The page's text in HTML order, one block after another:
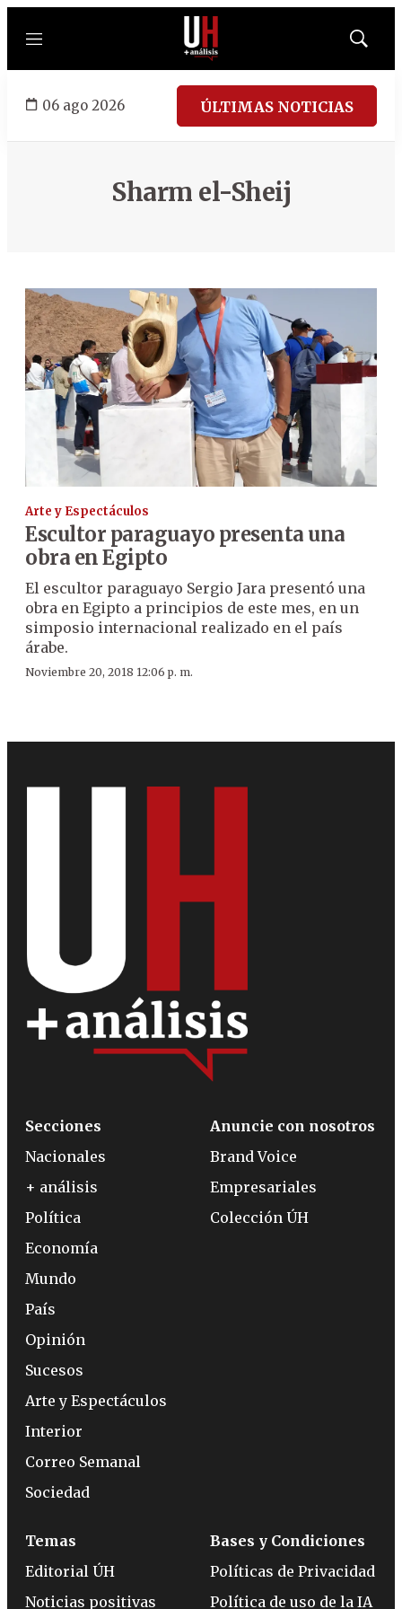
Menú
Mostrar
06 ago 2026 ÚLTIMAS NOTICIAS
Sharm el-Sheij
Arte y Espectáculos
Escultor paraguayo presenta una
obra en Egipto
El escultor paraguayo Sergio Jara presentó una
obra en Egipto a principios de este mes, en un
simposio internacional realizado en el país
árabe.
Noviembre 20, 2018 12:06 p. m.
Secciones
Nacionales
+ análisis
Política
Economía
Mundo
País
Opinión
Sucesos
Arte y Espectáculos
Interior
Correo Semanal
Sociedad
Anuncie con nosotros
Brand Voice
Empresariales
Colección ÚH
Temas
Editorial ÚH
Noticias positivas
Bases y Condiciones
Políticas de Privacidad
Política de uso de la IA